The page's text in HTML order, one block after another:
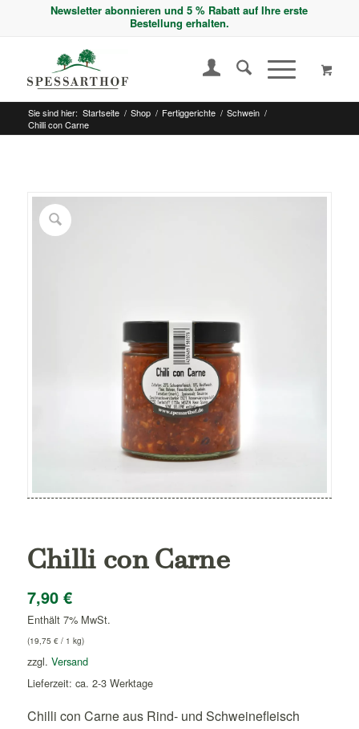
Newsletter abonnieren und 5 % Rabatt auf Ihre erste
Bestellung erhalten.
Sie sind hier: Startseite / Shop / Fertiggerichte / Schwein /
Chilli con Carne
Chilli con Carne
7,90 €
Enthält 7% MwSt.
(19,75 €/ 1 kg)
zzgl. Versand
Lieferzeit: ca. 2-3 Werktage
Chilli con Carne aus Rind- und Schweinefleisch